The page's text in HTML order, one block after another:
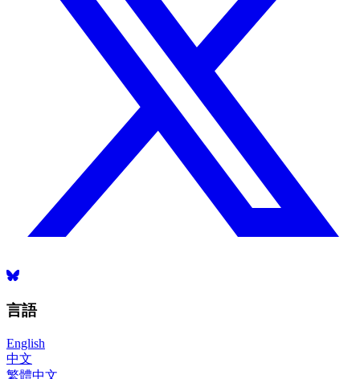
言語
English
中文
繁體中文